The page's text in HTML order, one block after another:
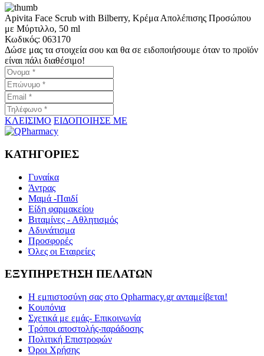
Apivita Face Scrub with Bilberry, Κρέμα Απολέπισης Προσώπου
με Μύρτιλλο, 50 ml
Κωδικός: 063170
Δώσε μας τα στοιχεία σου και θα σε ειδοποιήσουμε όταν το προϊόν
είναι πάλι διαθέσιμο!
ΚΛΕΙΣΙΜΟ ΕΙΔΟΠΟΙΗΣΕ ΜΕ
ΚΑΤΗΓΟΡΙΕΣ
Γυναίκα
Άντρας
Μαμά -Παιδί
Είδη φαρμακείου
Βιταμίνες - Αθλητισμός
Αδυνάτισμα
Προσφορές
Όλες οι Εταιρείες
ΕΞΥΠΗΡΕΤΗΣΗ ΠΕΛΑΤΩΝ
Η εμπιστοσύνη σας στο Qpharmacy.gr ανταμείβεται!
Κουπόνια
Σχετικά με εμάς- Επικοινωνία
Τρόποι αποστολής-παράδοσης
Πολιτική Επιστροφών
Όροι Χρήσης